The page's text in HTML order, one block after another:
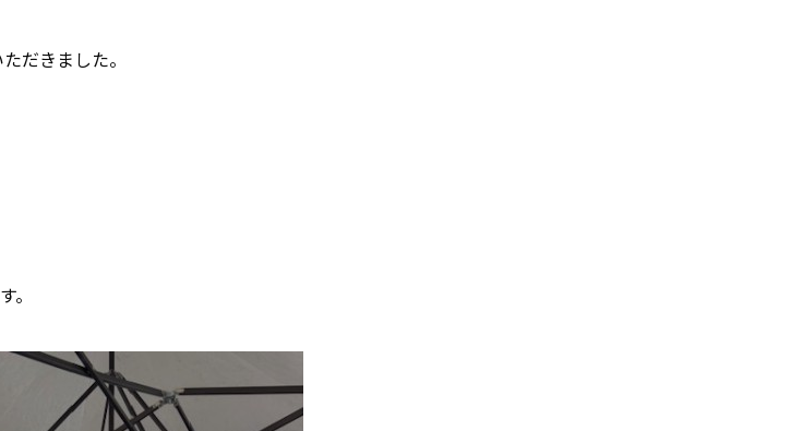
だきました。
。